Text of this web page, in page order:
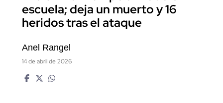
escuela; deja un muerto y 16
heridos tras el ataque
Anel Rangel
14 de abril de 2026